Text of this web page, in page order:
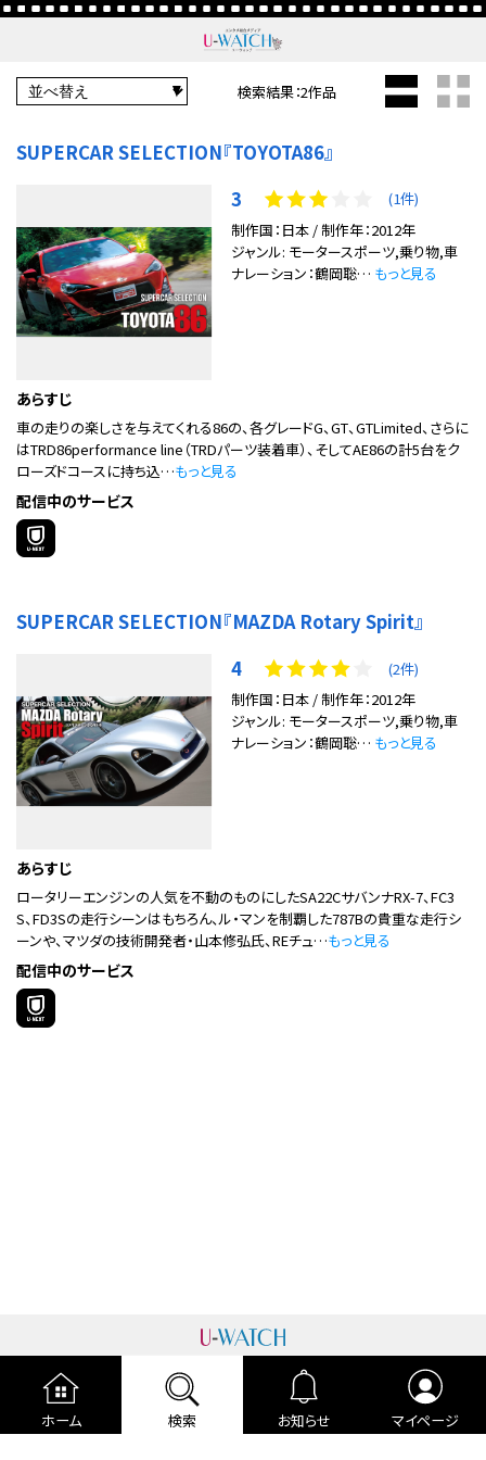
ホーム 検索 お知らせ マイページ
検索結果：2作品
SUPERCAR SELECTION『TOYOTA86』
3
(1件)
制作国：日本 / 制作年：2012年
ジャンル: モータースポーツ,乗り物,車
ナレーション：鶴岡聡… もっと見る
あらすじ
車の走りの楽しさを与えてくれる86の、各グレードG、GT、GTLimited、さらに
はTRD86performance line（TRDパーツ装着車）、そしてAE86の計5台をク
ローズドコースに持ち込…もっと見る
配信中のサービス
SUPERCAR SELECTION『MAZDA Rotary Spirit』
4
(2件)
制作国：日本 / 制作年：2012年
ジャンル: モータースポーツ,乗り物,車
ナレーション：鶴岡聡… もっと見る
あらすじ
ロータリーエンジンの人気を不動のものにしたSA22CサバンナRX-7、FC3
S、FD3Sの走行シーンはもちろん、ル・マンを制覇した787Bの貴重な走行シ
ーンや、マツダの技術開発者・山本修弘氏、REチュ…もっと見る
配信中のサービス
運営者情報 プライバシーポリシー
cookieポリシー
利用規約
ご利用ガイド 編集部より
広告掲載について